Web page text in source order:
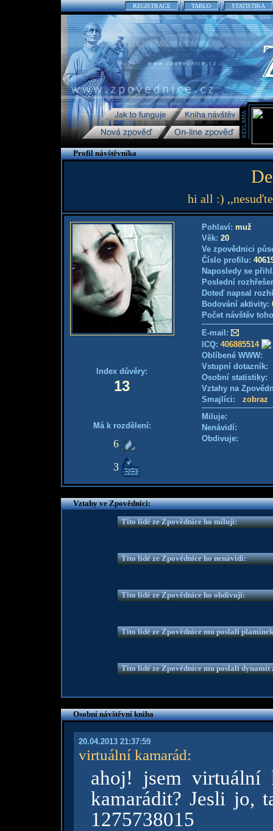
REGISTRACE TABLO STATISTIKA
Profil návštěvníka
hi all :) ,,nesuďte
Index důvěry:
13
Má k rozdělení:
6
3
Pohlaví: muž
Věk: 20
Ve zpovědnici
Číslo profilu:
Naposledy se
Poslední
Doteď napsal
Bodování aktivity:
Počet návštěv
E-mail:
ICQ: 406885514
Oblíbené WWW:
Vstupní
Osobní
Vztahy na
Smajlíci: zobraz
Miluje:
Nenávidí:
Obdivuje:
Vztahy ve Zpovědnici:
Tito lidé ze Zpovědnice ho milují:
Tito lidé ze Zpovědnice ho nenávidí:
Tito lidé ze Zpovědnice ho obdivují:
Tito lidé ze Zpovědnice mu poslali
Tito lidé ze Zpovědnice mu poslali dynamit
Osobní návštěvní kniha
20.04.2013 21:37:59
virtuální kamarád:
ahoj! jsem virtuální
kamarádit? Jesli jo,
1275738015